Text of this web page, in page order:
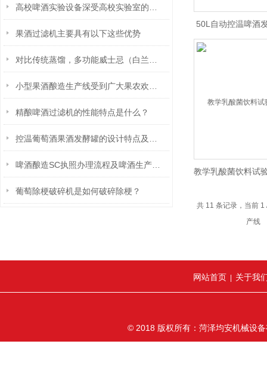
果酒过滤机主要具有以下这些优势
精酿啤酒过滤机的性能特点是什么？
葡萄除梗破碎机是如何破碎除梗？
50L自动控温啤酒
教学乳酸菌饮料试
共 11 条记录，当前
网站首页 关于我
© 2018 版权所有：菏泽均安机械设